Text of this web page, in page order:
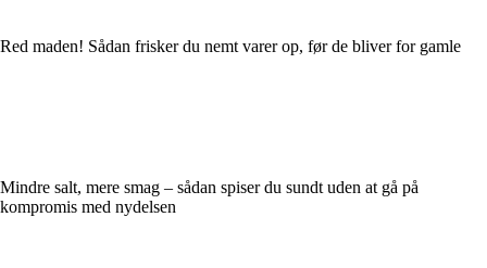
Red maden! Sådan frisker du nemt varer op, før de bliver for gamle
Mindre salt, mere smag – sådan spiser du sundt uden at gå på
kompromis med nydelsen